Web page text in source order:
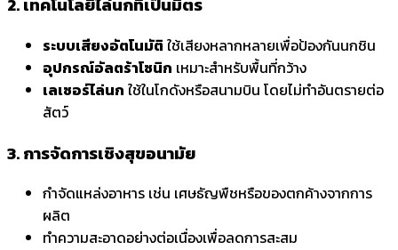
ระบบเสียงอัตโนมัติ ใช้เสียงหลากหลายเพื่อป้องกันนกชิน
อุปกรณ์อัลตร้าโซนิก เหมาะสำหรับพื้นที่กว้าง
เลเซอร์ไล่นก ใช้ในโกดังหรือสนามบิน โดยไม่ทำอันตรายต่อ
สัตว์
3. การจัดการเชิงสุขอนามัย
กำจัดแหล่งอาหาร เช่น เศษธัญพืชหรือของตกค้างจากการ
ผลิต
ทำความสะอาดอย่างต่อเนื่องเพื่อลดการสะสม